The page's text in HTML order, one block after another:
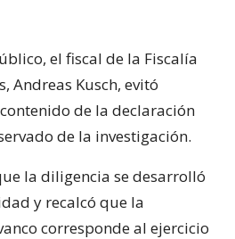
el fiscal de la Fiscalía
Andreas Kusch, evitó
de la declaración
de la investigación.
la diligencia se desarrolló
y recalcó que la
corresponde al ejercicio